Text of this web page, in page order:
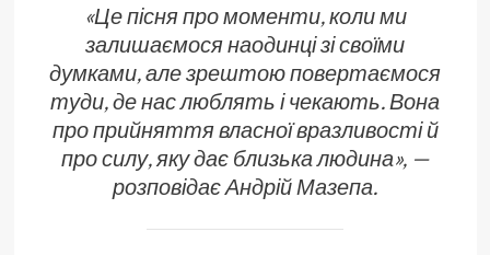
«Це пісня про моменти, коли ми
залишаємося наодинці зі своїми
думками, але зрештою повертаємося
туди, де нас люблять і чекають. Вона
про прийняття власної вразливості й
про силу, яку дає близька людина», —
розповідає Андрій Мазепа.